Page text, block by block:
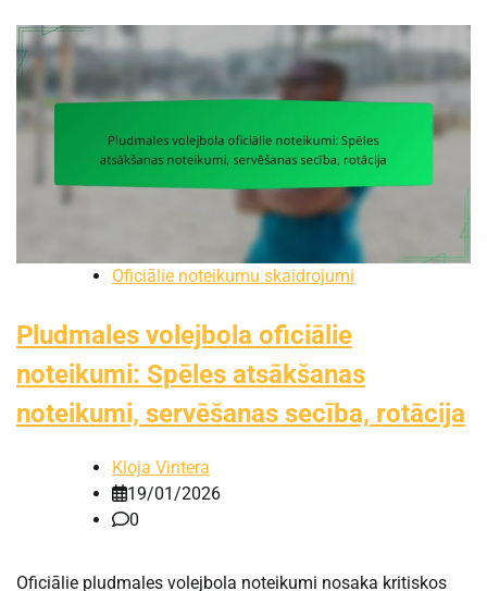
Oficiālie noteikumu skaidrojumi
Pludmales volejbola oficiālie
noteikumi: Spēles atsākšanas
noteikumi, servēšanas secība, rotācija
Kloja Vintera
19/01/2026
0
Oficiālie pludmales volejbola noteikumi nosaka kritiskos